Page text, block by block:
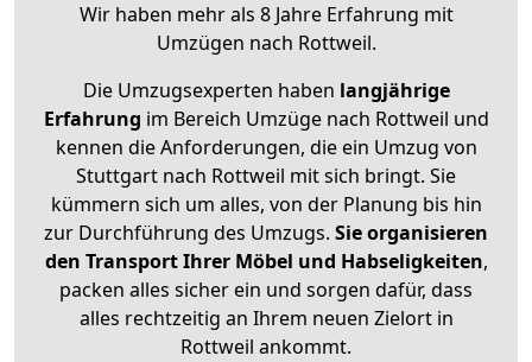
Wir haben mehr als 8 Jahre Erfahrung mit
Umzügen nach Rottweil.
Die Umzugsexperten haben langjährige
Erfahrung im Bereich Umzüge nach Rottweil und
kennen die Anforderungen, die ein Umzug von
Stuttgart nach Rottweil mit sich bringt. Sie
kümmern sich um alles, von der Planung bis hin
zur Durchführung des Umzugs. Sie organisieren
den Transport Ihrer Möbel und Habseligkeiten,
packen alles sicher ein und sorgen dafür, dass
alles rechtzeitig an Ihrem neuen Zielort in
Rottweil ankommt.